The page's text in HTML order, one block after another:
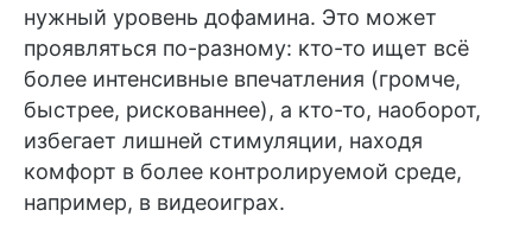
нужный уровень дофамина. Это может
проявляться по-разному: кто-то ищет всё
более интенсивные впечатления (громче,
быстрее, рискованнее), а кто-то, наоборот,
избегает лишней стимуляции, находя
комфорт в более контролируемой среде,
например, в видеоиграх.